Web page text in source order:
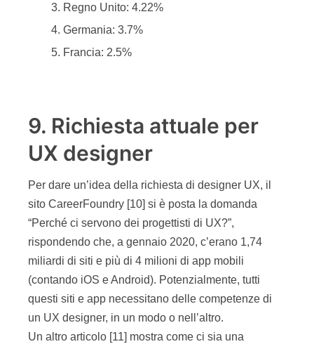
Regno Unito: 4.22%
Germania: 3.7%
Francia: 2.5%
9. Richiesta attuale per
UX designer
Per dare un’idea della richiesta di designer UX, il
sito CareerFoundry [10] si è posta la domanda
“Perché ci servono dei progettisti di UX?”,
rispondendo che, a gennaio 2020, c’erano 1,74
miliardi di siti e più di 4 milioni di app mobili
(contando iOS e Android). Potenzialmente, tutti
questi siti e app necessitano delle competenze di
un UX designer, in un modo o nell’altro.
Un altro articolo [11] mostra come ci sia una